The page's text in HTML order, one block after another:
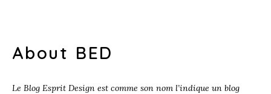
About BED
Le Blog Esprit Design est comme son nom l’indique un blog